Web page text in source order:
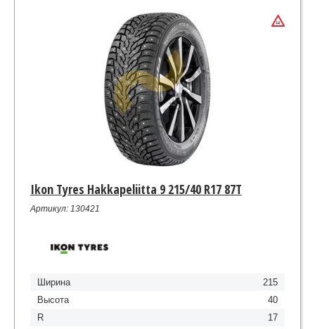
Ikon Tyres Hakkapeliitta 9 215/40 R17 87T
Артикул: 130421
Ширина
215
Высота
40
R
17